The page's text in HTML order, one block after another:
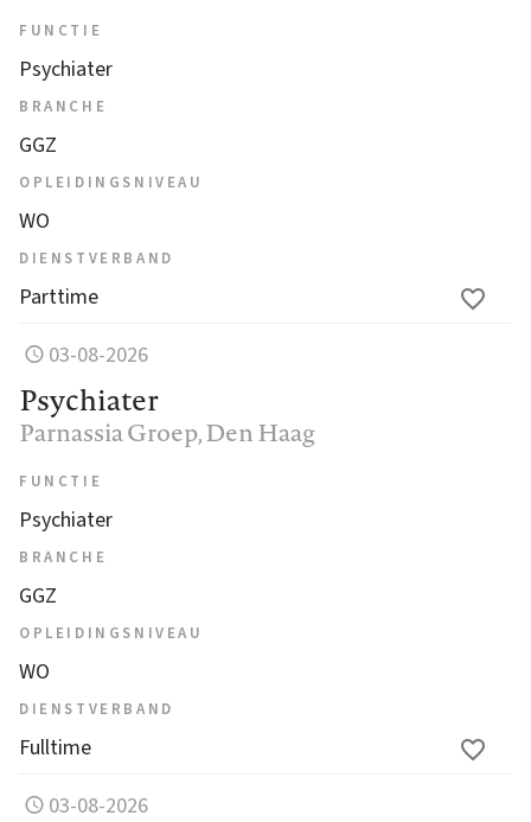
FUNCTIE
Psychiater
BRANCHE
GGZ
OPLEIDINGSNIVEAU
WO
DIENSTVERBAND
Parttime
03-08-2026
Psychiater
Parnassia Groep, Den Haag
FUNCTIE
Psychiater
BRANCHE
GGZ
OPLEIDINGSNIVEAU
WO
DIENSTVERBAND
Fulltime
03-08-2026